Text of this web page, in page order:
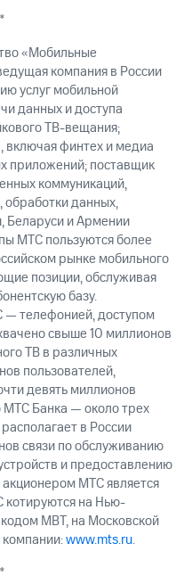
«Мобильные
компания в России
услуг мобильной
данных и доступа
ТВ-вещания;
финтех и медиа
приложений; поставщик
коммуникаций,
обработки данных,
Беларуси и Армении
МТС пользуются более
рынке мобильного
позиции, обслуживая
базу.
телефонией, доступом
свыше 10 миллионов
ТВ в различных
пользователей,
девять миллионов
МТС Банка — около трех
в России
связи по обслуживанию
и предоставлению
МТС является
на Нью-
MBT, на Московской
www.mts.ru.